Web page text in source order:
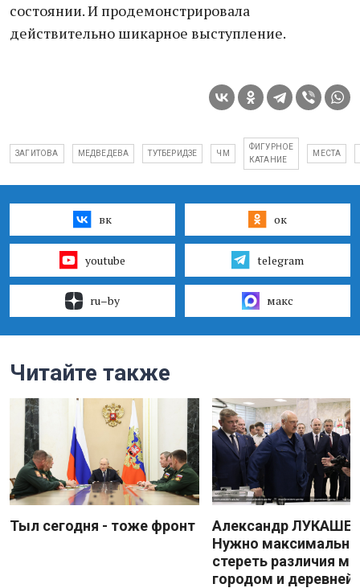
состоянии. И продемонстрировала
действительно шикарное выступление.
ЗАГИТОВА МЕДВЕДЕВА ТУТБЕРИДЗЕ ЧМ
ФИГУРНОЕ
КАТАНИЕ
МЕСТА
вк ок
youtube telegram
ru–by макс
Читайте также
Тыл сегодня - тоже фронт
Александр
Нужно максимально
стереть различия
городом и деревней